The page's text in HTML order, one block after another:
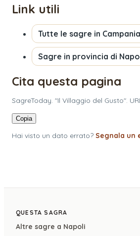
Link utili
Tutte le sagre in Campania
Sagre in provincia di
Cita questa pagina
SagreToday. "Il Villaggio del Gusto".
Copia
Hai visto un dato errato? Segnala un
QUESTA SAGRA
Altre sagre a Napoli